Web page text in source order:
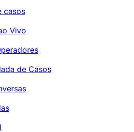
casos
Vivo
de Casos